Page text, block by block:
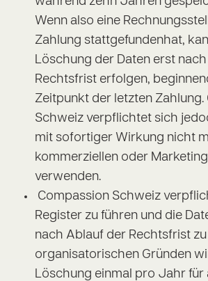
Wenn also eine
Zahlung stattgefundenhat,
Löschung der Daten erst
Rechtsfrist erfolgen,
Zeitpunkt der letzten Zahlung.
Schweiz verpflichtet sich
mit sofortiger Wirkung nicht
kommerziellen oder
verwenden.
Compassion Schweiz
Register zu führen und die
nach Ablauf der Rechtsfrist
organisatorischen Gründen
Löschung einmal pro Jahr für